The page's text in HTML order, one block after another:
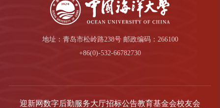
地址：青岛市松岭路238号 邮政编码：266100
+86(0)-532-66782730
迎新网数字后勤服务大厅招标公告教育基金会校友会